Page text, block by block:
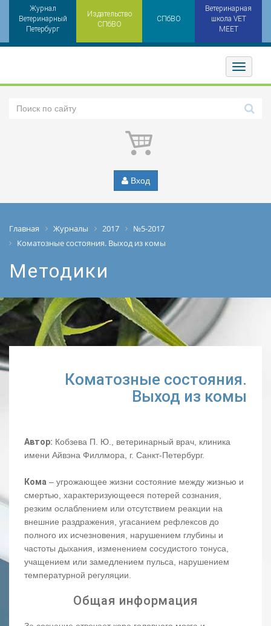
Журнал
Ветеринарный
Петербург
Издательство
СПбВО
СПбВО
Ветеринарная
школа VET
MEET
Toggler
Вход
Главная Журналы 2017
№5-2017
Коматозные состояния. Выход из комы
Методики
Коматозные состояния.
Выход из комы
Автор: Кобзева П. Ю., ветеринарный врач, клиника
имени Айвэна Филлмора, г. Санкт-Петербург.
Кома – угрожающее жизни состояние между жизнью и
смертью, характеризующееся потерей сознания,
резким ослаблением или отсутствием реакции на
внешние раздражения, угасанием рефлексов до
полного их исчезновения, нарушением глубины и
частоты дыхания, изменением сосудистого тонуса,
учащением или замедлением пульса, нарушением
температурной регуляции.
Общая информация